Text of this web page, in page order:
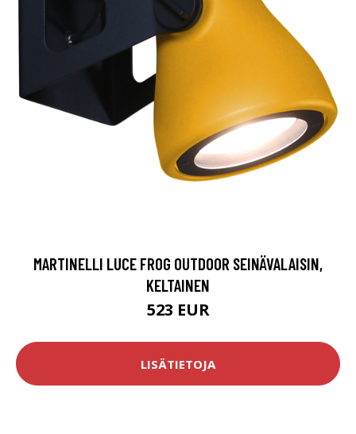
MARTINELLI LUCE FROG OUTDOOR SEINÄVALAISIN,
KELTAINEN
523 EUR
LISÄTIETOJA